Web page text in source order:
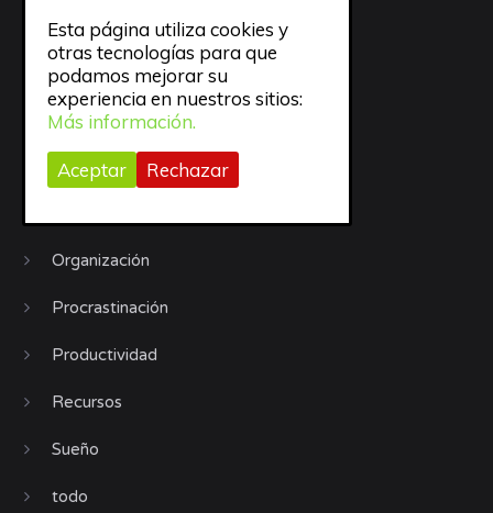
Jornadas GTD
Libros
Motivación
Móviles
Organización
Procrastinación
Productividad
Recursos
Sueño
todo
Esta página utiliza cookies y
otras tecnologías para que
podamos mejorar su
experiencia en nuestros sitios:
Más información.
Aceptar Rechazar